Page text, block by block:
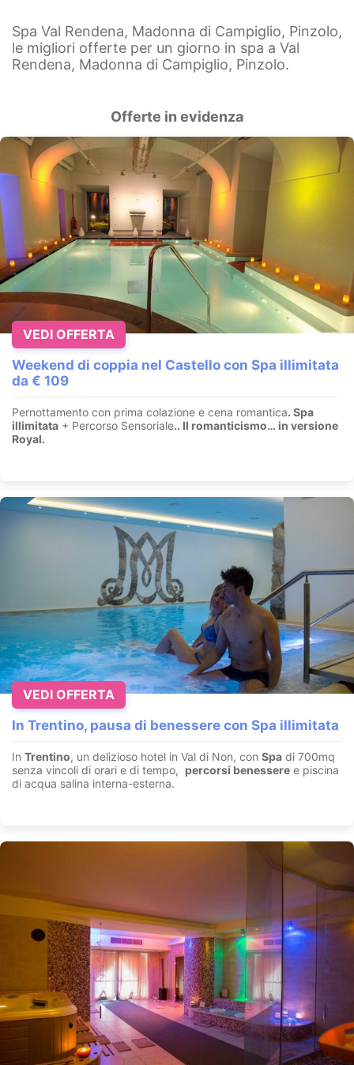
Spa Val Rendena, Madonna di Campiglio, Pinzolo,
le migliori offerte per un giorno in spa a Val
Rendena, Madonna di Campiglio, Pinzolo.
Offerte in evidenza
Weekend di coppia nel Castello con Spa illimitata
da € 109
Pernottamento con prima colazione e cena romantica. Spa
illimitata + Percorso Sensoriale.. Il romanticismo… in versione
Royal.
VEDI OFFERTA
In Trentino, pausa di benessere con Spa illimitata
In Trentino, un delizioso hotel in Val di Non, con Spa di 700mq
senza vincoli di orari e di tempo, percorsi benessere e piscina
di acqua salina interna-esterna.
VEDI OFFERTA